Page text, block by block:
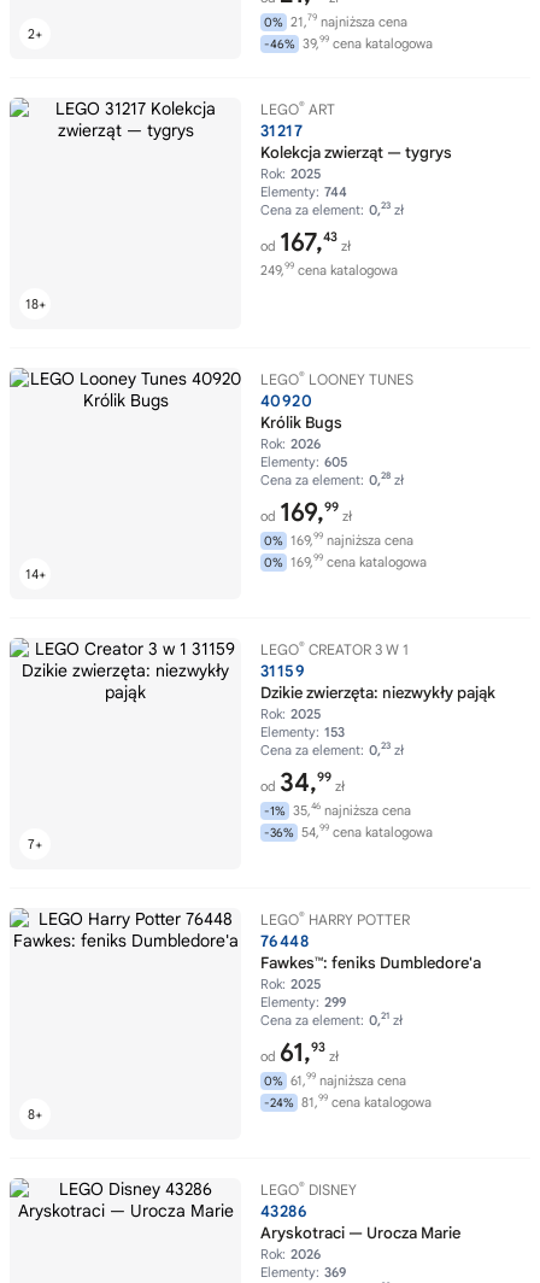
0% 21,79 najniższa cena
-46% 39,99 cena katalogowa
LEGO® ART
31217
Kolekcja zwierząt — tygrys
Rok: 2025
Elementy: 744
Cena za element: 0,23 zł
od 167,43
zł
249,99 cena katalogowa
LEGO® LOONEY TUNES
40920
Królik Bugs
Rok: 2026
Elementy: 605
Cena za element: 0,28 zł
od 169,99
zł
0% 169,99 najniższa cena
0% 169,99 cena katalogowa
LEGO® CREATOR 3 W 1
31159
Dzikie zwierzęta: niezwykły pająk
Rok: 2025
Elementy: 153
Cena za element: 0,23 zł
od 34,99
zł
-1% 35,46 najniższa cena
-36% 54,99 cena katalogowa
LEGO® HARRY POTTER
76448
Fawkes™: feniks Dumbledore'a
Rok: 2025
Elementy: 299
Cena za element: 0,21 zł
od 61,93
zł
0% 61,99 najniższa cena
-24% 81,99 cena katalogowa
LEGO® DISNEY
43286
Aryskotraci — Urocza Marie
Rok: 2026
Elementy: 369